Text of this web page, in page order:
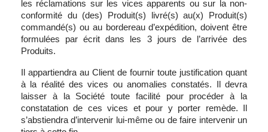
les réclamations sur les vices apparents ou sur la non-
conformité du (des) Produit(s) livré(s) au(x) Produit(s)
commandé(s) ou au bordereau d’expédition, doivent être
formulées par écrit dans les 3 jours de l’arrivée des
Produits.
Il appartiendra au Client de fournir toute justification quant
à la réalité des vices ou anomalies constatés. Il devra
laisser à la Société toute facilité pour procéder à la
constatation de ces vices et pour y porter remède. Il
s’abstiendra d’intervenir lui-même ou de faire intervenir un